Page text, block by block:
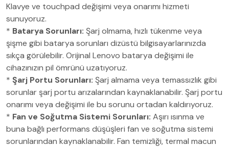
Klavye ve touchpad değişimi veya onarımı hizmeti
sunuyoruz.
* Batarya Sorunları: Şarj olmama, hızlı tükenme veya
şişme gibi batarya sorunları dizüstü bilgisayarlarınızda
sıkça görülebilir. Orijinal Lenovo batarya değişimi ile
cihazınızın pil ömrünü uzatıyoruz.
* Şarj Portu Sorunları: Şarj almama veya temassızlık gibi
sorunlar şarj portu arızalarından kaynaklanabilir. Şarj portu
onarımı veya değişimi ile bu sorunu ortadan kaldırıyoruz.
* Fan ve Soğutma Sistemi Sorunları: Aşırı ısınma ve
buna bağlı performans düşüşleri fan ve soğutma sistemi
sorunlarından kaynaklanabilir. Fan temizliği, termal macun